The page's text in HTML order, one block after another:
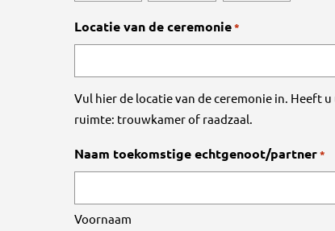
Locatie van de ceremonie*
Vul hier de locatie van de ceremonie in. Heeft
ruimte: trouwkamer of raadzaal.
Naam toekomstige echtgenoot/partner*
Voornaam